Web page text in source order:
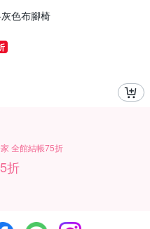
色布腳椅
全館結帳75折
折